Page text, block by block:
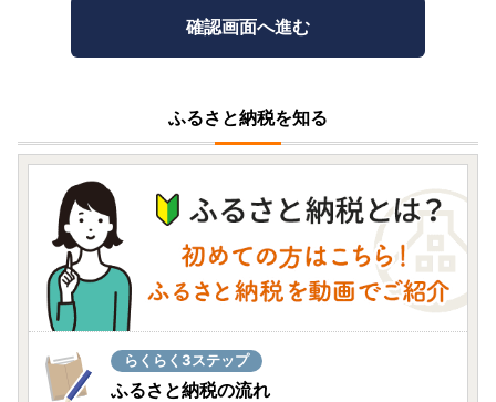
ふるさと納税を知る
らくらく3ステップ
ふるさと納税の流れ